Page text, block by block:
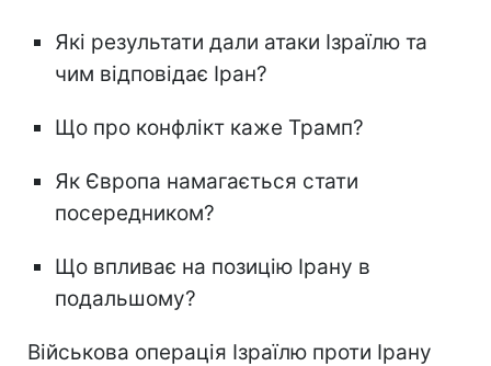
Які результати дали атаки Ізраїлю та
чим відповідає Іран?
Що про конфлікт каже Трамп?
Як Європа намагається стати
посередником?
Що впливає на позицію Ірану в
подальшому?
Військова операція Ізраїлю проти Ірану